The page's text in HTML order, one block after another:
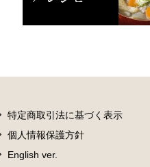
特定商取引法に基づく表示
個人情報保護方針
English ver.